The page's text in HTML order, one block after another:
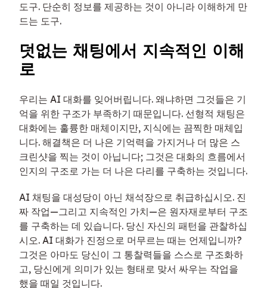
도구. 단순히 정보를 제공하는 것이 아니라 이해하게 만
드는 도구.
덧없는 채팅에서 지속적인 이해
로
우리는 AI 대화를 잊어버립니다. 왜냐하면 그것들은 기
억을 위한 구조가 부족하기 때문입니다. 선형적 채팅은
대화에는 훌륭한 매체이지만, 지식에는 끔찍한 매체입
니다. 해결책은 더 나은 기억력을 가지거나 더 많은 스
크린샷을 찍는 것이 아닙니다; 그것은 대화의 흐름에서
인지의 구조로 가는 더 나은 다리를 구축하는 것입니다.
AI 채팅을 대성당이 아닌 채석장으로 취급하십시오. 진
짜 작업—그리고 지속적인 가치—은 원자재로부터 구조
를 구축하는 데 있습니다. 당신 자신의 패턴을 관찰하십
시오. AI 대화가 진정으로 머무르는 때는 언제입니까?
그것은 아마도 당신이 그 통찰력들을 스스로 구조화하
고, 당신에게 의미가 있는 형태로 맞서 싸우는 작업을
했을 때일 것입니다.